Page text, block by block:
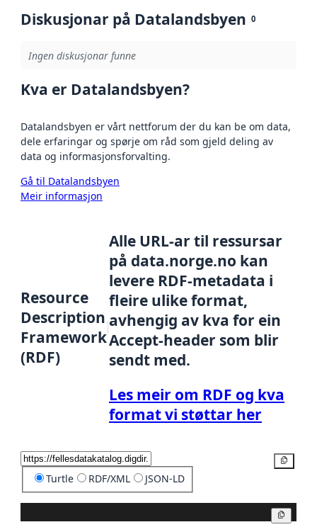
Diskusjonar på Datalandsbyen 0
Ingen diskusjonar funne
Kva er Datalandsbyen?
Datalandsbyen er vårt nettforum der du kan be om data,
dele erfaringar og spørje om råd som gjeld deling av
data og informasjonsforvalting.
Gå til Datalandsbyen
Meir informasjon
Resource
Description
Framework
(RDF)
Alle URL-ar til ressursar
på data.norge.no kan
levere RDF-metadata i
fleire ulike format,
avhengig av kva for ein
Accept-header som blir
sendt med.
Les meir om RDF og kva
format vi støttar her
Turtle RDF/XML JSON-LD